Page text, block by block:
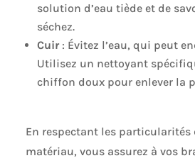
solution d’eau tiède et de
séchez.
Cuir: Évitez l’eau, qui peut
Utilisez un nettoyant
chiffon doux pour enlever la
En respectant les particularités
matériau, vous assurez à vos